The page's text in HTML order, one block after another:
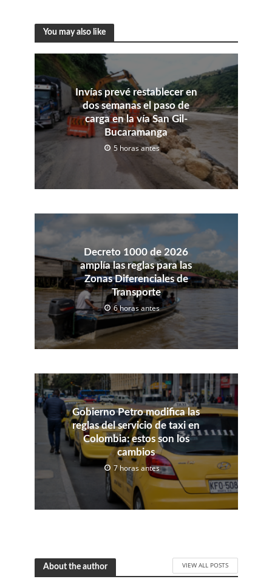
You may also like
Invías prevé restablecer en
dos semanas el paso de
carga en la vía San Gil-
Bucaramanga
5 horas antes
Decreto 1000 de 2026
amplía las reglas para las
Zonas Diferenciales de
Transporte
6 horas antes
Gobierno Petro modifica las
reglas del servicio de taxi en
Colombia: estos son los
cambios
7 horas antes
About the author VIEW ALL POSTS